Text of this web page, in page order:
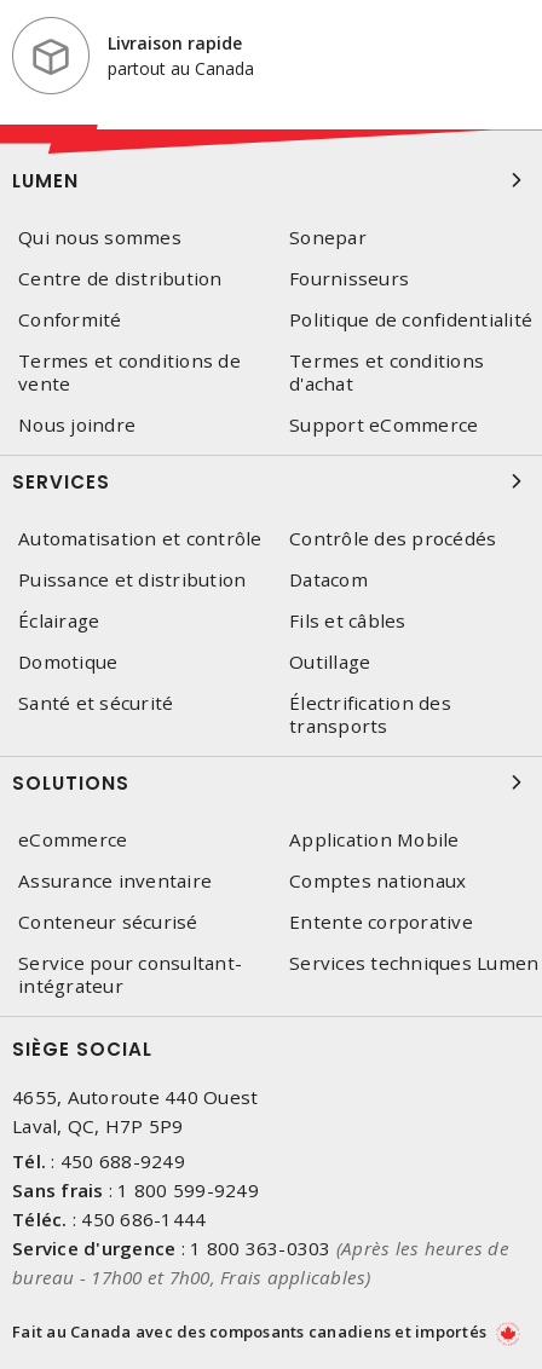
Livraison rapide
partout au Canada
LUMEN
Qui nous sommes
Sonepar
Centre de distribution
Fournisseurs
Conformité
Politique de confidentialité
Termes et conditions de
vente
Termes et conditions
d'achat
Nous joindre
Support eCommerce
SERVICES
Automatisation et contrôle
Contrôle des procédés
Puissance et distribution
Datacom
Éclairage
Fils et câbles
Domotique
Outillage
Santé et sécurité
Électrification des
transports
SOLUTIONS
eCommerce
Application Mobile
Assurance inventaire
Comptes nationaux
Conteneur sécurisé
Entente corporative
Service pour consultant-
intégrateur
Services techniques Lumen
SIÈGE SOCIAL
4655, Autoroute 440 Ouest
Laval, QC, H7P 5P9
Tél. : 450 688-9249
Sans frais : 1 800 599-9249
Téléc. : 450 686-1444
Service d'urgence : 1 800 363-0303 (Après les heures de
bureau - 17h00 et 7h00, Frais applicables)
Fait au Canada avec des composants canadiens et importés